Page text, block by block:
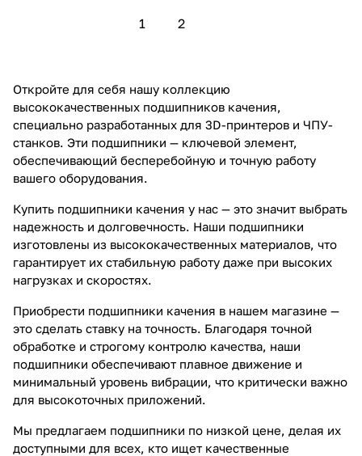
1 2
Откройте для себя нашу коллекцию
высококачественных подшипников качения,
специально разработанных для 3D-принтеров и ЧПУ-
станков. Эти подшипники — ключевой элемент,
обеспечивающий бесперебойную и точную работу
вашего оборудования.
Купить подшипники качения у нас — это значит выбрать
надежность и долговечность. Наши подшипники
изготовлены из высококачественных материалов, что
гарантирует их стабильную работу даже при высоких
нагрузках и скоростях.
Приобрести подшипники качения в нашем магазине —
это сделать ставку на точность. Благодаря точной
обработке и строгому контролю качества, наши
подшипники обеспечивают плавное движение и
минимальный уровень вибрации, что критически важно
для высокоточных приложений.
Мы предлагаем подшипники по низкой цене, делая их
доступными для всех, кто ищет качественные